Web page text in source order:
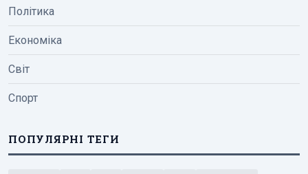
Політика
Економіка
Світ
Спорт
ПОПУЛЯРНІ ТЕГИ